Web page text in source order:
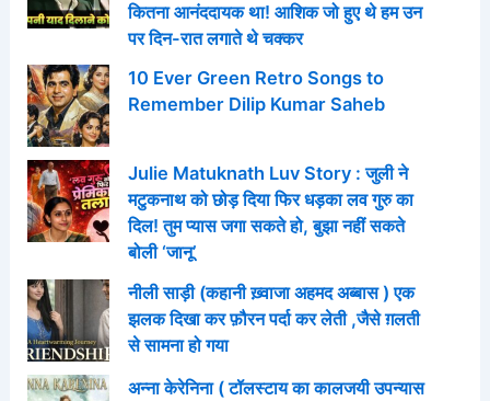
कितना आनंददायक था! आशिक जो हुए थे हम उन
पर दिन-रात लगाते थे चक्कर
10 Ever Green Retro Songs to
Remember Dilip Kumar Saheb
Julie Matuknath Luv Story : जुली ने
मटुकनाथ को छोड़ दिया फिर धड़का लव गुरु का
दिल! तुम प्यास जगा सकते हो, बुझा नहीं सकते
बोली ‘जानू’
नीली साड़ी (कहानी ख़्वाजा अहमद अब्बास ) एक
झलक दिखा कर फ़ौरन पर्दा कर लेती ,जैसे ग़लती
से सामना हो गया
अन्ना केरेनिना ( टॉलस्टाय का कालजयी उपन्यास